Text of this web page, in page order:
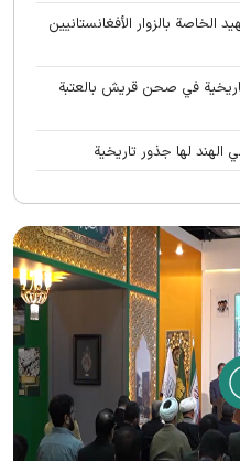
الخاصة بالزوار الأفغانستانیین
في صحن قريش بالعتبة
الهند لها جذور تاريخية
الأفغانستانیین
الإسلامية العظيمة
الأديان والمعتقدات
الشهيد في الحرم الرضوي
في شكر الحضور المهيب للزوار